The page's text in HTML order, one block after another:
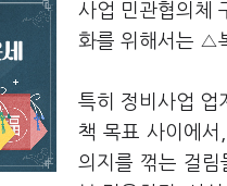
사업 민관협의체
화를 위해서는 △
특히 정비사업 업
책 목표 사이에서
의지를 꺾는 걸